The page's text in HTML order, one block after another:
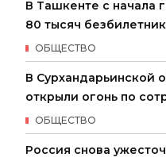
В Ташкенте с начала
80 тысяч
ОБЩЕСТВО
В Сурхандарьинской
открыли огонь по
ОБЩЕСТВО
Россия снова